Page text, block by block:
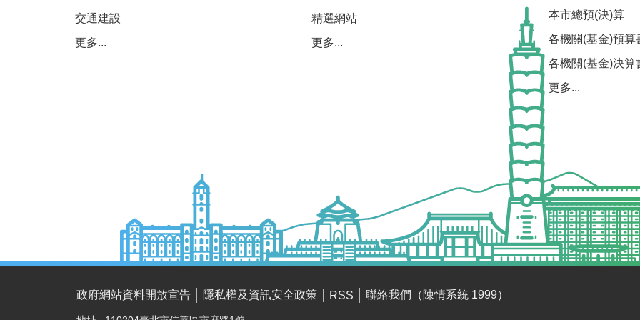
交通建設
更多...
精選網站
更多...
本市總預(決)算
各機關(基金)預算
各機關(基金)決算
更多...
政府網站資料開放宣告 隱私權及資訊安全政策 RSS 聯絡我們（陳情系統 1999）